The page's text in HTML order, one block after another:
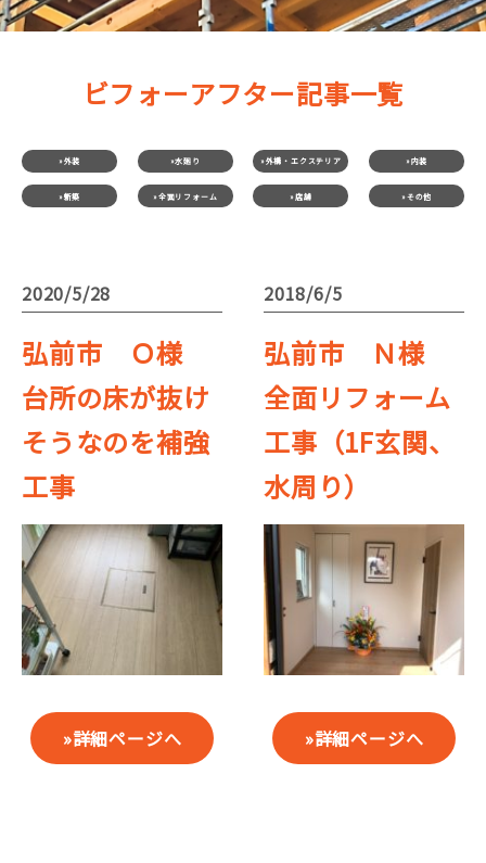
ビフォーアフター記事一覧
外装 水廻り 外構・エクステリア 内装
新築 全面リフォーム 店舗 その他
2020/5/28
弘前市 Ｏ様
台所の床が抜け
そうなのを補強
工事
詳細ページへ
2018/6/5
弘前市 Ｎ様
全面リフォーム
工事（1F玄関、
水周り）
詳細ページへ